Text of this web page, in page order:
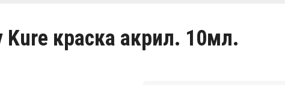
Kure краска акрил. 10мл.